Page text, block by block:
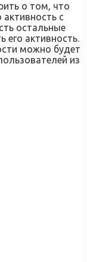
о том, что
с
остальные
его активность.
можно будет
из